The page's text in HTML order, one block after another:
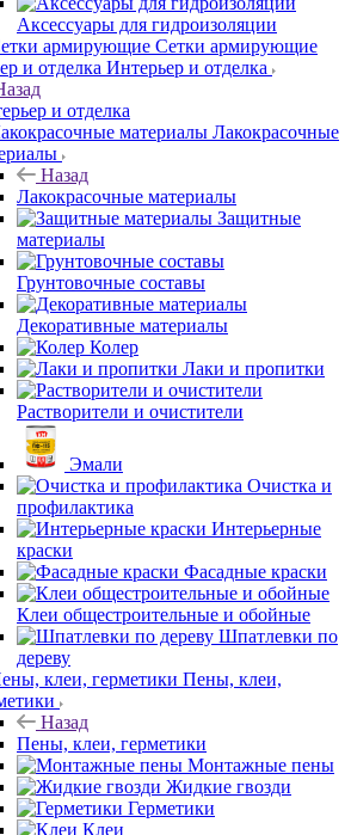
Аксессуары для гидроизоляции
Сетки армирующие
Интерьер и отделка
и отделка
Лакокрасочные
Назад
Лакокрасочные материалы
Защитные
материалы
Грунтовочные составы
Декоративные материалы
Колер
Лаки и пропитки
Растворители и очистители
Эмали
Очистка и
профилактика
Интерьерные
краски
Фасадные краски
Клеи общестроительные и обойные
Шпатлевки по
дереву
Пены, клеи,
Назад
Пены, клеи, герметики
Монтажные пены
Жидкие гвозди
Герметики
Клеи